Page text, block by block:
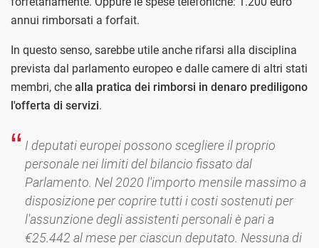
annui rimborsati a forfait.
In questo senso, sarebbe utile anche rifarsi alla disciplina
prevista dal parlamento europeo e dalle camere di altri stati
membri, che alla pratica dei rimborsi in denaro prediligono
l'offerta di servizi.
I deputati europei possono scegliere il proprio
personale nei limiti del bilancio fissato dal
Parlamento. Nel 2020 l'importo mensile massimo a
disposizione per coprire tutti i costi sostenuti per
l'assunzione degli assistenti personali è pari a
€25.442 al mese per ciascun deputato. Nessuna di